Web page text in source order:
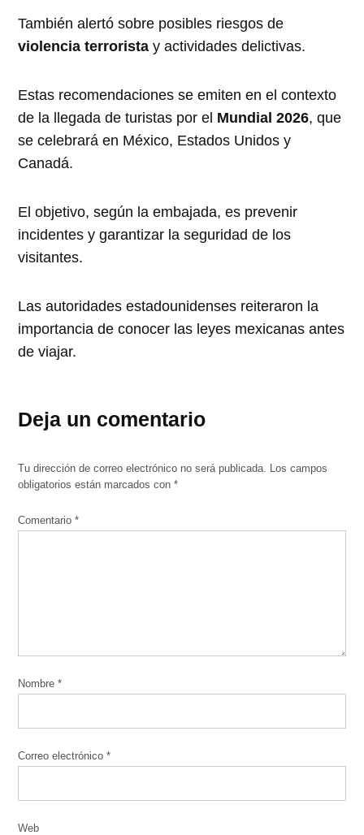
También alertó sobre posibles riesgos de
violencia terrorista y actividades delictivas.
Estas recomendaciones se emiten en el contexto
de la llegada de turistas por el Mundial 2026, que
se celebrará en México, Estados Unidos y
Canadá.
El objetivo, según la embajada, es prevenir
incidentes y garantizar la seguridad de los
visitantes.
Las autoridades estadounidenses reiteraron la
importancia de conocer las leyes mexicanas antes
de viajar.
Deja un comentario
Tu dirección de correo electrónico no será publicada. Los campos
obligatorios están marcados con*
Comentario*
Nombre*
Correo electrónico*
Web